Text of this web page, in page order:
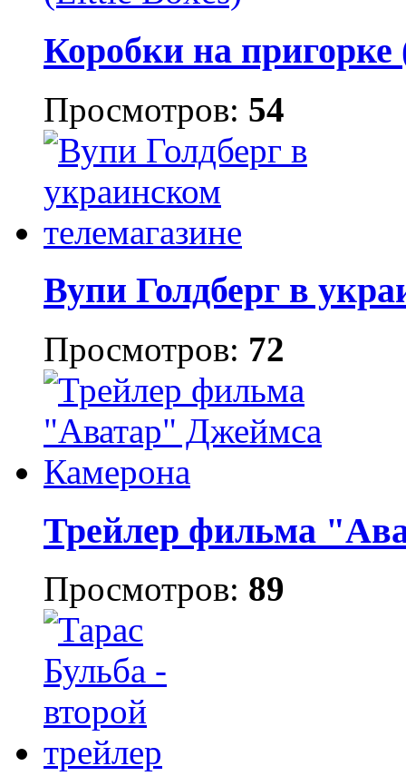
Коробки на
Просмотров: 54
Вупи Голдберг в
Просмотров: 72
Трейлер фильма
Просмотров: 89